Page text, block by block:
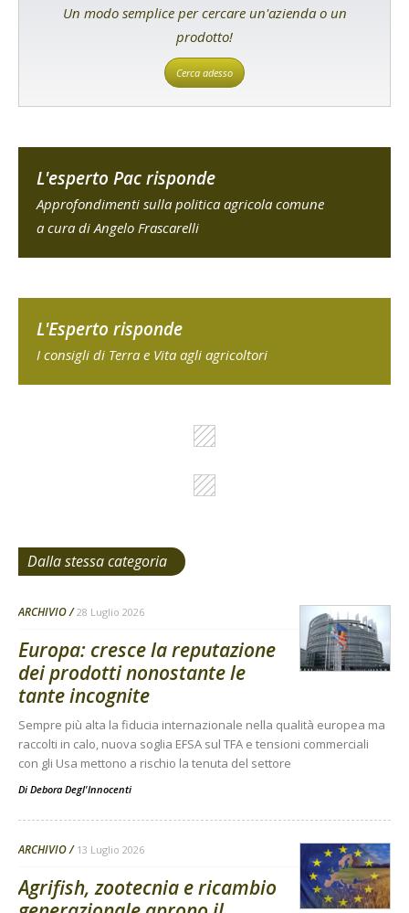
Un modo semplice per cercare un'azienda o un
prodotto!
Cerca adesso
L'esperto Pac risponde
Approfondimenti sulla politica agricola comune
a cura di Angelo Frascarelli
L'Esperto risponde
I consigli di Terra e Vita agli agricoltori
Dalla stessa categoria
ARCHIVIO 28 Luglio 2026
Europa: cresce la reputazione
dei prodotti nonostante le
tante incognite
Sempre più alta la fiducia internazionale nella qualità europea ma
raccolti in calo, nuova soglia EFSA sul TFA e tensioni commerciali
con gli Usa mettono a rischio la tenuta del settore
Di Debora Degl'Innocenti
ARCHIVIO 13 Luglio 2026
Agrifish, zootecnia e ricambio